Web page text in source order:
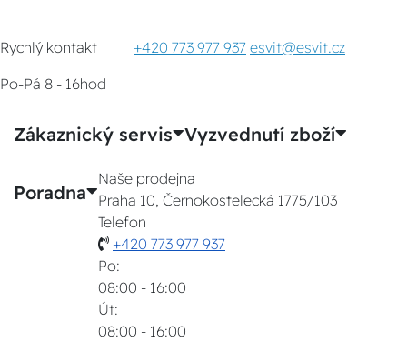
Rychlý kontakt +420 773 977 937 esvit@esvit.cz
Po-Pá 8 - 16hod
Zákaznický servis Vyzvednutí zboží
Poradna
Naše prodejna
Praha 10, Černokostelecká 1775/103
Telefon
+420 773 977 937
Po:
08:00 - 16:00
Út:
08:00 - 16:00